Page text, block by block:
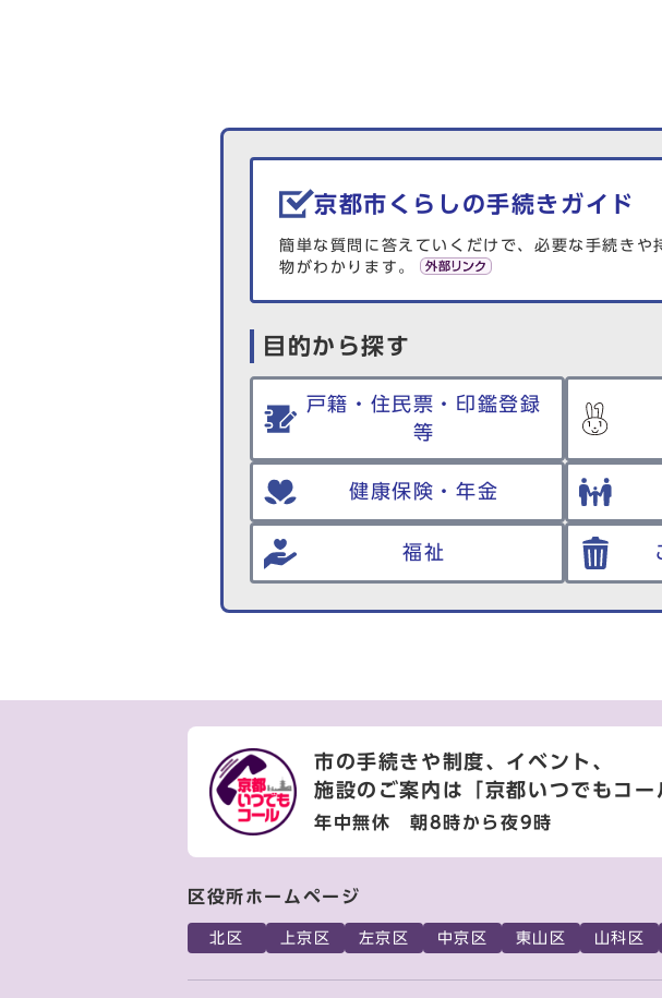
生活情報を探す
京都市くらしの手続きガイド
簡単な質問に答えていくだけで、必要な手続きや
物がわかります。
目的から探す
戸籍・住民票・印鑑登録
等
健康保険・年金
福祉
市の手続きや制度、イベント、
施設のご案内は
「京都いつでもコー
年中無休 朝8時から夜9時
区役所ホームページ
北区 上京区 左京区 中京区 東山区 山科区